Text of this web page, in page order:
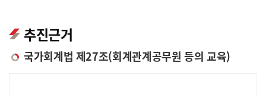
추진근거
국가회계법 제27조(회계관계공무원 등의 교육)